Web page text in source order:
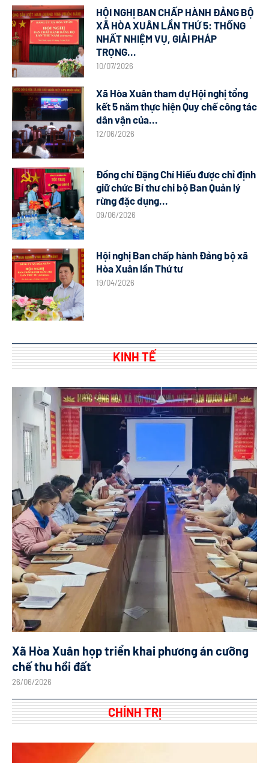
HỘI NGHỊ BAN CHẤP HÀNH ĐẢNG BỘ
XÃ HÒA XUÂN LẦN THỨ 5: THỐNG
NHẤT NHIỆM VỤ, GIẢI PHÁP
TRỌNG...
10/07/2026
Xã Hòa Xuân tham dự Hội nghị tổng
kết 5 năm thực hiện Quy chế công tác
dân vận của...
12/06/2026
Đồng chí Đặng Chí Hiếu được chỉ định
giữ chức Bí thư chi bộ Ban Quản lý
rừng đặc dụng...
09/06/2026
Hội nghị Ban chấp hành Đảng bộ xã
Hòa Xuân lần Thứ tư
19/04/2026
KINH TẾ
Xã Hòa Xuân họp triển khai phương án cưỡng
chế thu hồi đất
26/06/2026
CHÍNH TRỊ